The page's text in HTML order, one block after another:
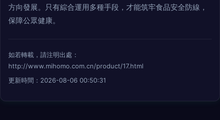
方向發展。只有綜合運用多種手段，才能筑牢食品安全防線，
保障公眾健康。
如若轉載，請注明出處：
http://www.mihomo.com.cn/product/17.html
更新時間：2026-08-06 00:50:31